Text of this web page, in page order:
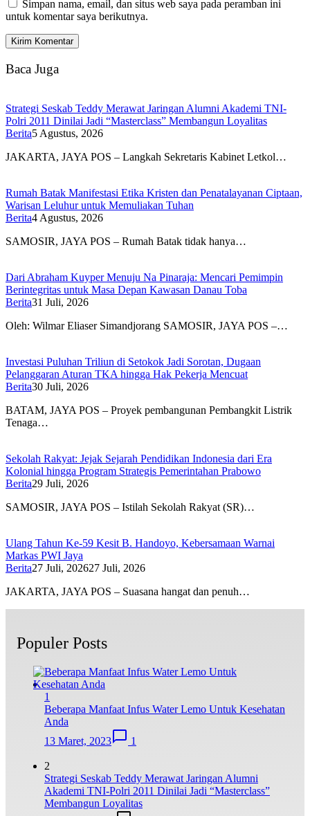
Simpan nama, email, dan situs web saya pada peramban ini
untuk komentar saya berikutnya.
Baca Juga
Strategi Seskab Teddy Merawat Jaringan Alumni Akademi TNI-
Polri 2011 Dinilai Jadi “Masterclass” Membangun Loyalitas
Berita5 Agustus, 2026
JAKARTA, JAYA POS – Langkah Sekretaris Kabinet Letkol…
Rumah Batak Manifestasi Etika Kristen dan Penatalayanan Ciptaan,
Warisan Leluhur untuk Memuliakan Tuhan
Berita4 Agustus, 2026
SAMOSIR, JAYA POS – Rumah Batak tidak hanya…
Dari Abraham Kuyper Menuju Na Pinaraja: Mencari Pemimpin
Berintegritas untuk Masa Depan Kawasan Danau Toba
Berita31 Juli, 2026
Oleh: Wilmar Eliaser Simandjorang SAMOSIR, JAYA POS –…
Investasi Puluhan Triliun di Setokok Jadi Sorotan, Dugaan
Pelanggaran Aturan TKA hingga Hak Pekerja Mencuat
Berita30 Juli, 2026
BATAM, JAYA POS – Proyek pembangunan Pembangkit Listrik
Tenaga…
Sekolah Rakyat: Jejak Sejarah Pendidikan Indonesia dari Era
Kolonial hingga Program Strategis Pemerintahan Prabowo
Berita29 Juli, 2026
SAMOSIR, JAYA POS – Istilah Sekolah Rakyat (SR)…
Ulang Tahun Ke-59 Kesit B. Handoyo, Kebersamaan Warnai
Markas PWI Jaya
Berita27 Juli, 202627 Juli, 2026
JAKARTA, JAYA POS – Suasana hangat dan penuh…
Populer Posts
1
Beberapa Manfaat Infus Water Lemo Untuk Kesehatan
Anda
13 Maret, 2023
1
2
Strategi Seskab Teddy Merawat Jaringan Alumni
Akademi TNI-Polri 2011 Dinilai Jadi “Masterclass”
Membangun Loyalitas